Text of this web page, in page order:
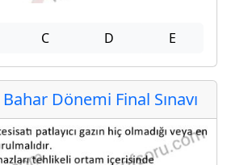
C D E
Dönemi Final Sınavı